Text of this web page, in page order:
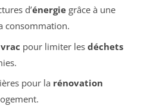
d’énergiegrâce à une
consommation.
vrac pour limiter les déchets
pour la rénovation